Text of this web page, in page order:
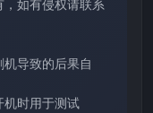
如有侵权请联系
导致的后果自
机时用于测试